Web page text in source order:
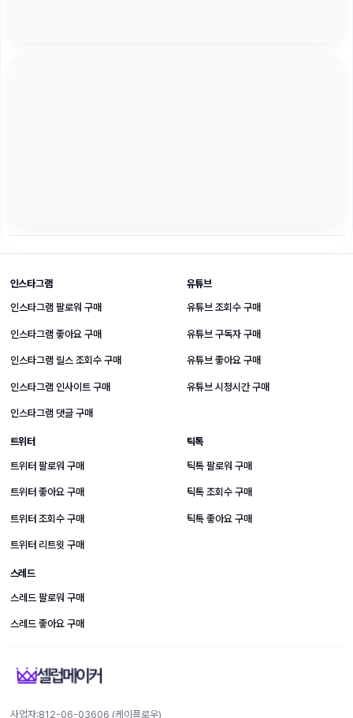
SNS 성장 상품 바로가기
인스타그램
인스타그램 팔로워 구매
인스타그램 좋아요 구매
인스타그램 릴스 조회수 구매
인스타그램 인사이트 구매
인스타그램 댓글 구매
유튜브
유튜브 조회수 구매
유튜브 구독자 구매
유튜브 좋아요 구매
유튜브 시청시간 구매
트위터
트위터 팔로워 구매
트위터 좋아요 구매
트위터 조회수 구매
트위터 리트윗 구매
틱톡
틱톡 팔로워 구매
틱톡 조회수 구매
틱톡 좋아요 구매
스레드
스레드 팔로워 구매
스레드 좋아요 구매
사업자:812-​06-​03606 (케이플로우)